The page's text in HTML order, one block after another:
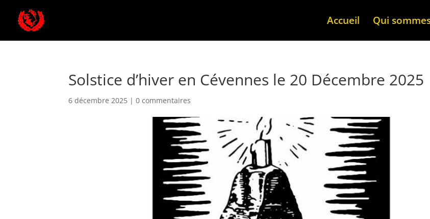
Accueil Qui
Solstice d’hiver en Cévennes le 20 Décembre 2025
6 décembre 2025 |0 commentaires